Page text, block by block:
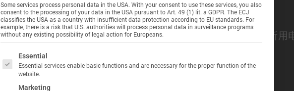
部情况，包括绕组、层厚、涂层、安全性直至微观结构和所用
可获取的电池。
Some services process personal data in the USA. With your consent to use these services, you also
consent to the processing of your data in the USA pursuant to Art. 49 (1) lit. a GDPR. The ECJ
classifies the USA as a country with insufficient data protection according to EU standards. For
example, there is a risk that U.S. authorities will process personal data in surveillance programs
without any existing possibility of legal action for Europeans.
The following is a list of service groups for which consent can be given.
Essential
Essential services enable basic functions and are necessary for the proper function of the
website.
Marketing